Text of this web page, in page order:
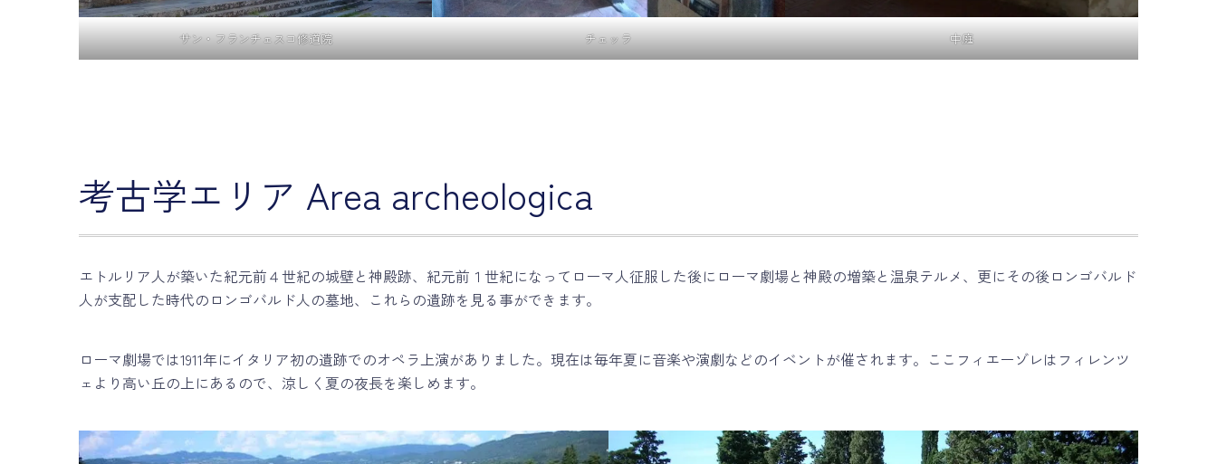
サン・フランチェスコ修道院 チェッラ 中庭
考古学エリア Area archeologica
エトルリア人が築いた紀元前４世紀の城壁と神殿跡、紀元前１世紀になってローマ人征服した後にローマ劇場と神殿の増築と温泉テルメ、更にその後ロンゴバルド
人が支配した時代のロンゴバルド人の墓地、これらの遺跡を見る事ができます。
ローマ劇場では1911年にイタリア初の遺跡でのオペラ上演がありました。現在は毎年夏に音楽や演劇などのイベントが催されます。ここフィエーゾレはフィレンツ
ェより高い丘の上にあるので、涼しく夏の夜長を楽しめます。